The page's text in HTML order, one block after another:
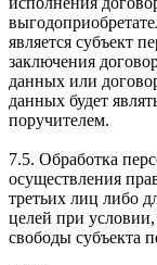
является субъект
заключения
данных или
данных будет
поручителем.
7.5. Обработка
осуществления
третьих лиц либо
целей при
свободы субъекта